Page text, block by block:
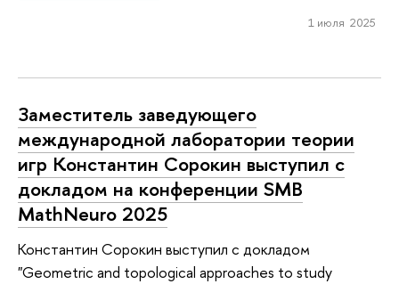
1 июля 2025
Заместитель заведующего
международной лаборатории теории
игр Константин Сорокин выступил с
докладом на конференции SMB
MathNeuro 2025
Константин Сорокин выступил с докладом
"Geometric and topological approaches to study